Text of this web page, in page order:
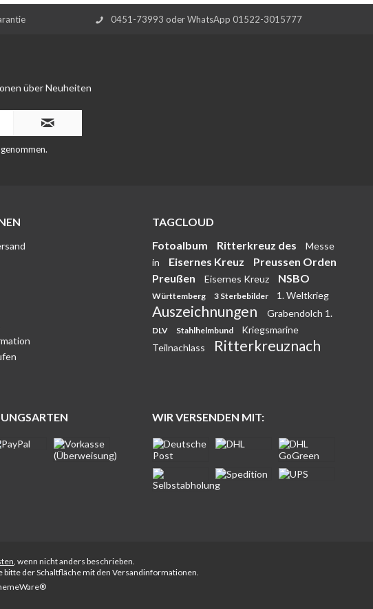
0451-73993 oder WhatsApp 01522-3015777
über Neuheiten
TAGCLOUD
Fotoalbum
Ritterkreuz des
Messe
in
Eisernes Kreuz
Preussen Orden
Preußen
Eisernes Kreuz NSBO
Württemberg 3 Sterbebilder 1. Weltkrieg
Auszeichnungen Grabendolch 1.
DLV Stahlhelmbund
Kriegsmarine
Teilnachlass
Ritterkreuznach
WIR VERSENDEN MIT:
, wenn nicht anders beschrieben.
der Schaltfläche mit den Versandinformationen.